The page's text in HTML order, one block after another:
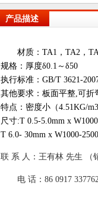
产品描述
材质：TA1， TA2 ，
规格：厚度δ0.1～δ50
执行标准：GB/T 3621-
其他要求：板面平整,可折
特点：密度小（4.51KG/
尺寸:T 0.5-5.0mm x W1000
T 6.0- 30mm x W1000-
联 系 人：王有林 先生 （
电 话：86 0917